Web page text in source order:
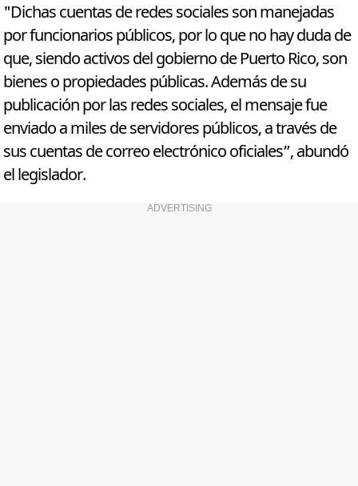
"Dichas cuentas de redes sociales son manejadas
por funcionarios públicos, por lo que no hay duda de
que, siendo activos del gobierno de Puerto Rico, son
bienes o propiedades públicas. Además de su
publicación por las redes sociales, el mensaje fue
enviado a miles de servidores públicos, a través de
sus cuentas de correo electrónico oficiales”, abundó
el legislador.
ADVERTISING